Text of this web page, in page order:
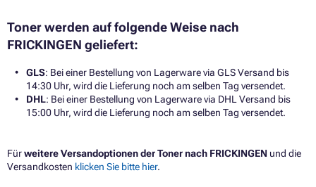
Toner werden auf folgende Weise nach
FRICKINGEN geliefert:
GLS: Bei einer Bestellung von Lagerware via GLS Versand bis
14:30 Uhr, wird die Lieferung noch am selben Tag versendet.
DHL: Bei einer Bestellung von Lagerware via DHL Versand bis
15:00 Uhr, wird die Lieferung noch am selben Tag versendet.
Fürweitere Versandoptionen der Toner nach FRICKINGEN und die
Versandkosten klicken Sie bitte hier.